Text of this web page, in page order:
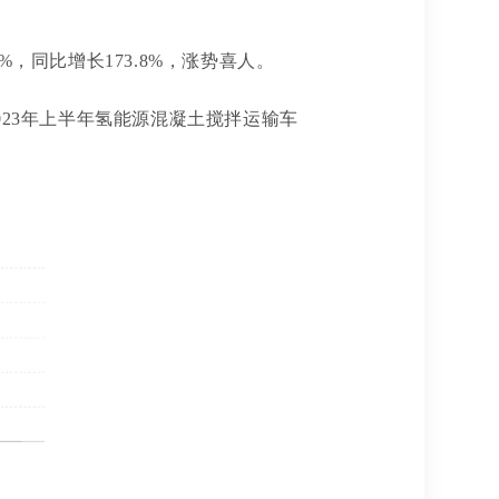
，同比增长173.8%，涨势喜人。
年上半年氢能源混凝土搅拌运输车